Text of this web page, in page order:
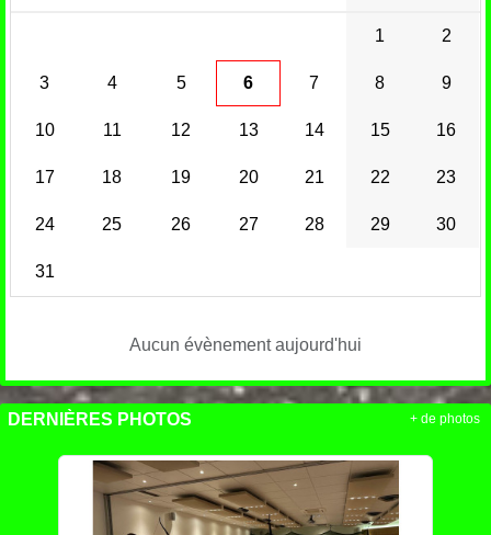
1 2
3 4 5 6 7 8 9
10 11 12 13 14 15 16
17 18 19 20 21 22 23
24 25 26 27 28 29 30
31
Aucun évènement aujourd'hui
DERNIÈRES PHOTOS + de photos